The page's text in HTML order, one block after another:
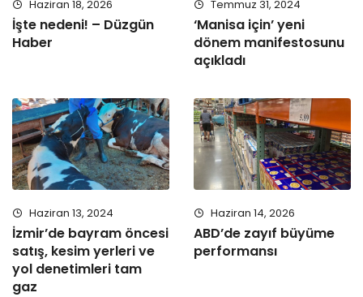
Haziran 18, 2026
İşte nedeni! – Düzgün
Haber
Temmuz 31, 2024
‘Manisa için’ yeni
dönem manifestosunu
açıkladı
Haziran 13, 2024
İzmir’de bayram öncesi
satış, kesim yerleri ve
yol denetimleri tam
gaz
Haziran 14, 2026
ABD’de zayıf büyüme
performansı